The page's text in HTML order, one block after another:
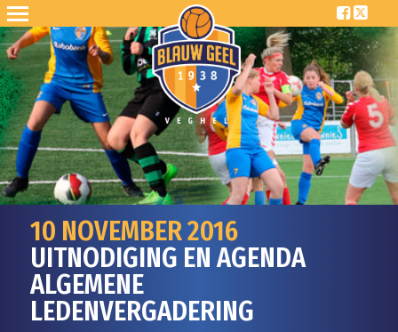
10 NOVEMBER 2016
UITNODIGING EN AGENDA
ALGEMENE
LEDENVERGADERING